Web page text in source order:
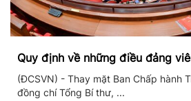
Quy định về những điều đảng
(ĐCSVN) - Thay mặt Ban Chấp hành
đồng chí Tổng Bí thư, ...